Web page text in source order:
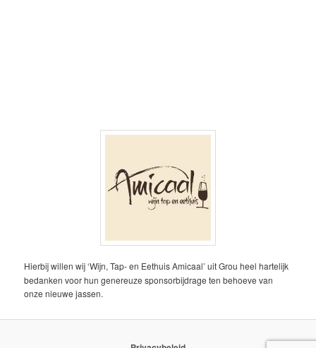
Hierbij willen wij ‘Wijn, Tap- en Eethuis Amicaal’ uit Grou heel hartelijk
bedanken voor hun genereuze sponsorbijdrage ten behoeve van
onze nieuwe jassen.